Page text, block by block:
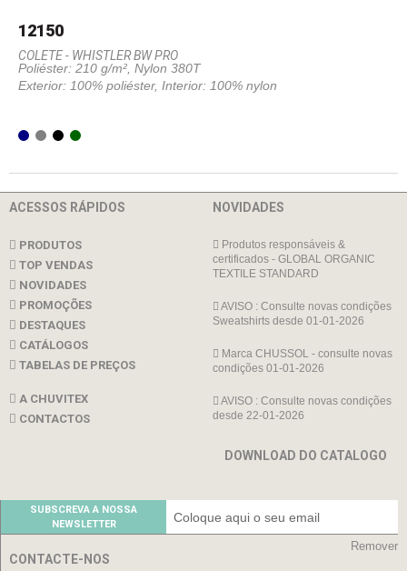
12150
COLETE - WHISTLER BW PRO
Poliéster: 210 g/m², Nylon 380T
Exterior: 100% poliéster, Interior: 100% nylon
ACESSOS RÁPIDOS
PRODUTOS
TOP VENDAS
NOVIDADES
PROMOÇÕES
DESTAQUES
CATÁLOGOS
TABELAS DE PREÇOS
A CHUVITEX
CONTACTOS
NOVIDADES
Produtos responsáveis &
certificados - GLOBAL ORGANIC
TEXTILE STANDARD
AVISO : Consulte novas condições
Sweatshirts desde 01-01-2026
Marca CHUSSOL - consulte novas
condições 01-01-2026
AVISO : Consulte novas condições
desde 22-01-2026
DOWNLOAD DO CATALOGO
SUBSCREVA A NOSSA
NEWSLETTER
Remover
CONTACTE-NOS